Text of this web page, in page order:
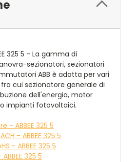
325 5 - La gamma di
sezionatori, sezionatori
ABB è adatta per vari
cui sezionatore generale di
dell'energia, motor
impianti fotovoltaici.
- ABBEE 325 5
- ABBEE 325 5
- ABBEE 325 5
325 5